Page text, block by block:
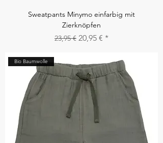
Sweatpants Minymo einfarbig mit
Zierknöpfen
Standardpreis
23,95 € Sale-Preis
20,95 €
Bio Baumwolle